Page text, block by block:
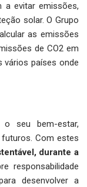
a evitar emissões,
solar. O Grupo
as emissões
de CO2 em
vários países onde
seu bem-estar,
futuros. Com estes
durante a
responsabilidade
desenvolver a